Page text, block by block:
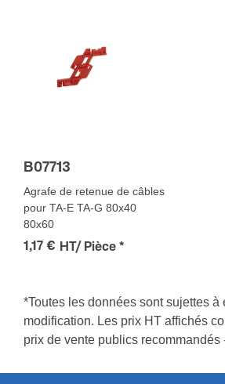
B07713
Agrafe de retenue de câbles
pour TA-E TA-G 80x40
80x60
1,17 € HT/ Pièce *
*Toutes les données sont sujettes à
modification. Les prix HT affichés
prix de vente publics recommandés